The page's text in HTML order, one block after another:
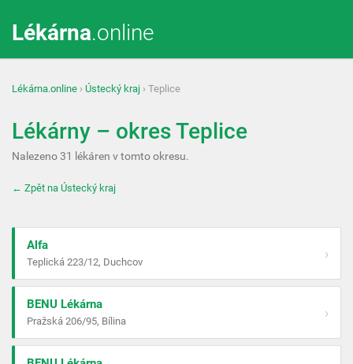
Lékárna.online
Lékárna.online › Ústecký kraj › Teplice
Lékárny – okres Teplice
Nalezeno 31 lékáren v tomto okresu.
← Zpět na Ústecký kraj
Alfa
Teplická 223/12, Duchcov
›
BENU Lékárna
Pražská 206/95, Bílina
›